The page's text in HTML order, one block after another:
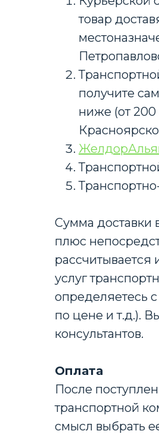
товар
получите
ниже (от
Сумма доставки
плюс
рассчитывается
услуг
определяетесь
по цене и т.д.).
консультантов.
Оплата
После
транспортной
смысл выбрать